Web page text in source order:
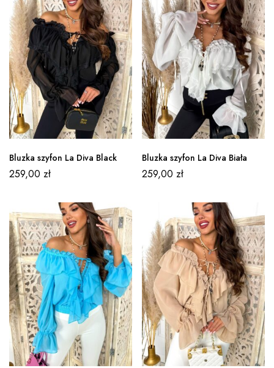
Bluzka szyfon La Diva Black
259,00 zł
Bluzka szyfon La Diva Biała
259,00 zł